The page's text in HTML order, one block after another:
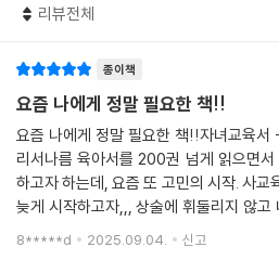
보는 것이 생각의 방향을 바꾸는 첫걸음입
상대적으로 덜 당황하는 것은 부인할 수 없
쁜 것은 아닙니다. 오히려 무조건 ‘천천히
더 힘들게 할 수도 있습니다. 그렇다고 선
에게, 더 빨리, 더 많이’ 돌려야만 한다는
한 것은 우리 아이만의 속도와 필요를 정
닐까요?
기준으로 돌아오는 부모의 태도가 아이의
흔들리는 불안에서 단단한 기준으로!
두 개의 축으로 완성되는 부모의 성장 프레
이 책은 1부 ‘불안’과 2부 ‘기준’이라는 두
에서는 부모가 흔들릴 수밖에 없는 감정
학습, SNS 비교 등 일상에서 스며드는 불
리뷰전체
종이책
요즘 나에게 정말 필요한 책!!
요즘 나에게 정말 필요한 책!!자녀교육
리서나름 육아서를 200권 넘게 읽으면서
하고자 하는데, 요즘 또 고민의 시작. 사교
늦게 시작하고자,,, 상술에 휘둘리지 않고
사교육을 하고자 하는데 쉽지 않다. 흔들
8*****d 2025.09.04. 신고